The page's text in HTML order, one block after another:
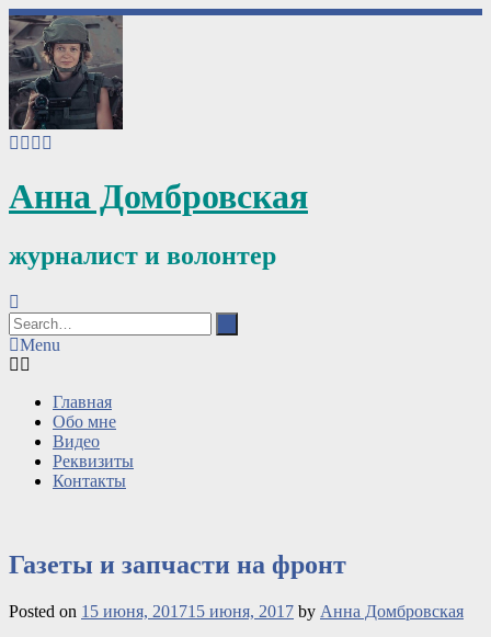
Анна Домбровская
журналист и волонтер
Menu
Главная
Обо мне
Видео
Реквизиты
Контакты
Газеты и запчасти на фронт
Posted on 15 июня, 201715 июня, 2017 by Анна Домбровская